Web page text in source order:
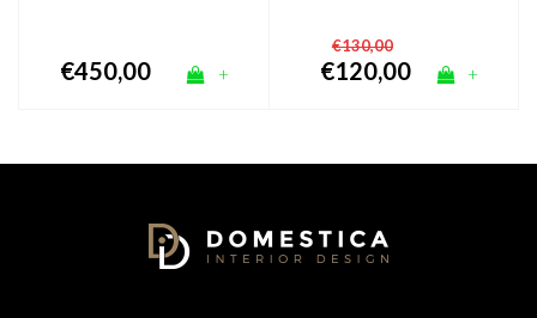
€450,00 +
€130,00
€120,00 +